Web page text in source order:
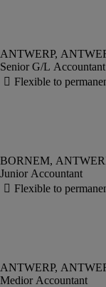
Senior G/L Accountant
Junior Accountant
Medior Accountant